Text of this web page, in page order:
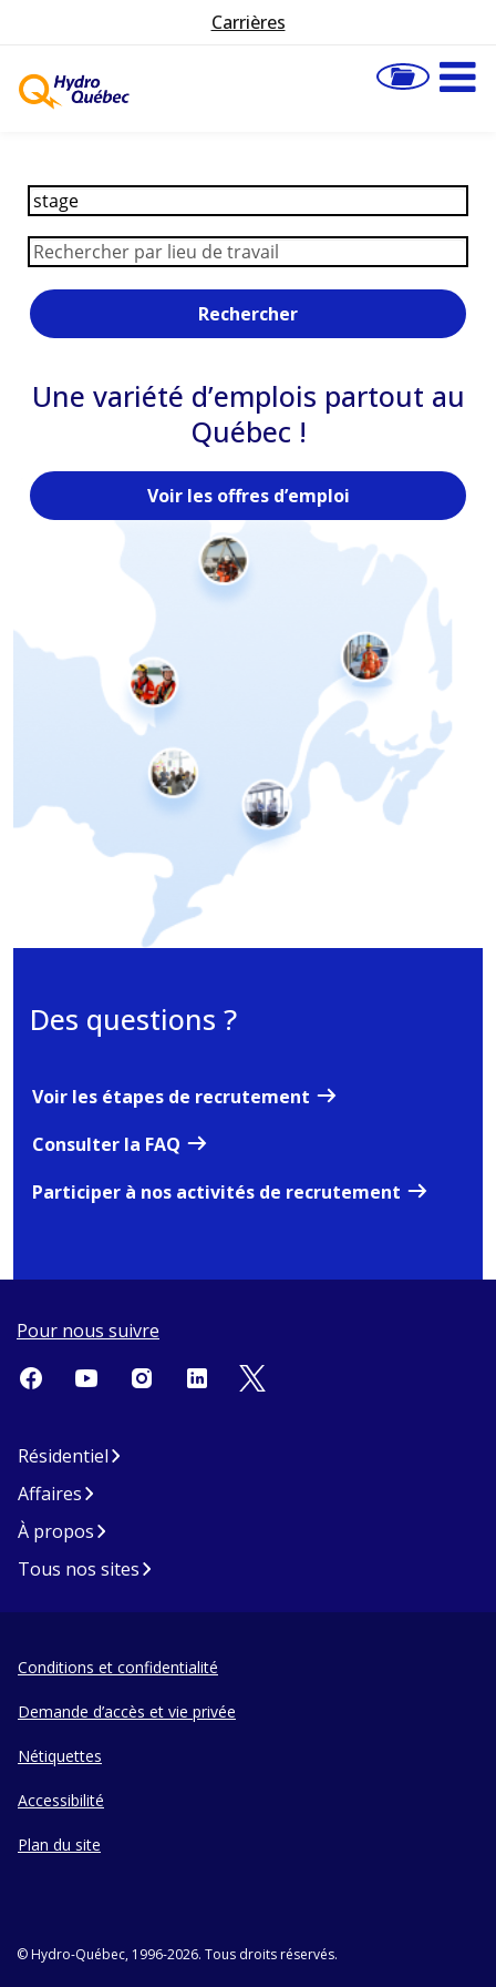
Carrières
Rechercher
Une variété d’emplois partout au
Québec !
Voir les offres d’emploi
Des questions ?
Voir les étapes de recrutement
Consulter la FAQ
Participer à nos activités de recrutement
Pour nous suivre
Résidentiel
Affaires
À propos
Tous nos sites
Conditions et confidentialité
Demande d’accès et vie privée
Nétiquettes
Accessibilité
Plan du site
© Hydro-Québec, 1996-2026. Tous droits réservés.